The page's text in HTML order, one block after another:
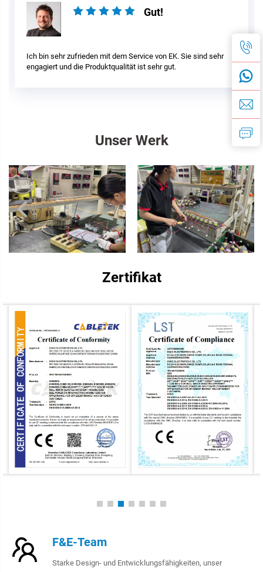
Ich bin sehr zufrieden mit dem Service von EK. Sie sind sehr
engagiert und die Produktqualität ist sehr gut.
Gut!
Unser Werk
Zertifikat
F&E-Team
Starke Design- und Entwicklungsfähigkeiten, unser